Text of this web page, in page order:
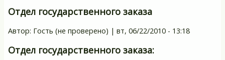
Отдел государственного заказа
Автор: Гость (не проверено) | вт, 06/22/2010 - 13:18
Отдел государственного заказа: